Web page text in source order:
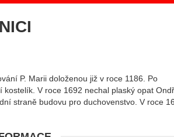
P. Marii doloženou již v roce 1186. Po
V roce 1692 nechal plaský opat
straně budovu pro duchovenstvo. V roce